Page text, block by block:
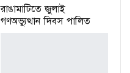
রাঙামাটিতে জুলাই
গণঅভ্যুত্থান দিবস পালিত